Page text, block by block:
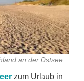
an der Ostsee
zum Urlaub in